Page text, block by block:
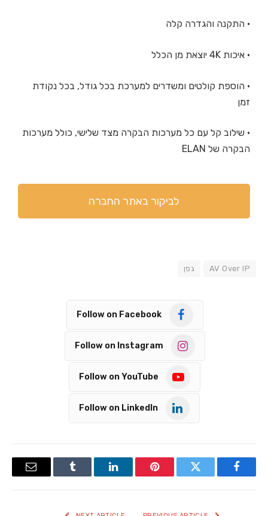
• התקנה והגדרה קלה
• איכות 4K יוצאת מן הכלל
• הוספת קולטים ומשדרים למערכת בכל גודל, בכל נקודת
זמן
• שילוב קל עם כל מערכות הבקרה מצד שלישי, כולל מערכות
הבקרה של ELAN
לביקור באתר החברה
AV Over IP גפן
Follow on Facebook
Follow on Instagram
Follow on YouTube
Follow on LinkedIn
Facebook
Twitter
Pinterest
LinkedIn
Tumblr
Email